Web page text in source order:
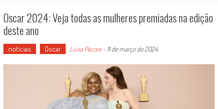
Oscar 2024: Veja todas as mulheres premiadas na edição
deste ano
notícias Oscar Luísa Pécora- 11 de março de 2024